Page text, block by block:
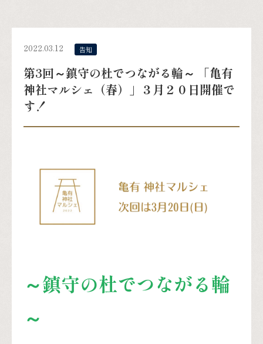
2022.03.12 告知
第3回～鎮守の杜でつながる輪～ 「亀有
神社マルシェ（春）」３月２０日開催で
す！
～鎮守の杜でつながる輪
～